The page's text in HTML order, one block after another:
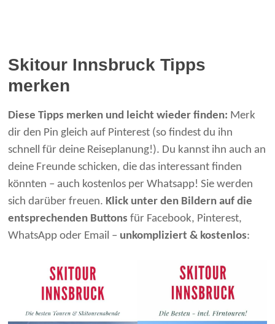
Skitour Innsbruck Tipps
merken
Diese Tipps merken und leicht wieder finden: Merk
dir den Pin gleich auf Pinterest (so findest du ihn
schnell für deine Reiseplanung!). Du kannst ihn auch an
deine Freunde schicken, die das interessant finden
könnten – auch kostenlos per Whatsapp! Sie werden
sich darüber freuen. Klick unter den Bildern auf die
entsprechenden Buttons für Facebook, Pinterest,
WhatsApp oder Email – unkompliziert & kostenlos: